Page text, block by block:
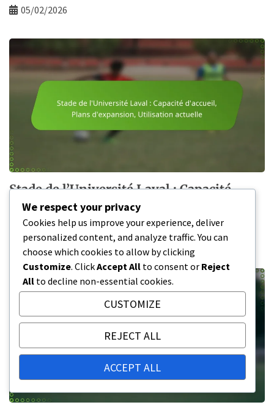
05/02/2026
Stade de l’Université Laval : Capacité
d’accueil, Plans d’expansion, Utilisation
actuelle
05/02/2026
We respect your privacy
Cookies help us improve your experience, deliver
personalized content, and analyze traffic. You can
choose which cookies to allow by clicking
Customize. ClickAccept All to consent or Reject
All to decline non-essential cookies.
CUSTOMIZE
REJECT ALL
ACCEPT ALL